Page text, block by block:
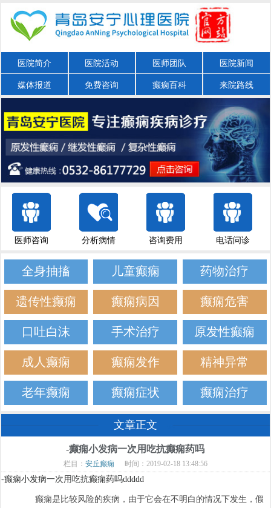
医院简介 医院活动 医师团队 医院新闻
媒体报道 免费咨询 癫痫百科 来院路线
医师咨询 分析病情 咨询费用 电话问诊
全身抽搐 儿童癫痫 药物治疗
遗传性癫痫 癫痫病因 癫痫危害
口吐白沫 手术治疗 原发性癫痫
成人癫痫 癫痫发作 精神异常
老年癫痫 癫痫症状 癫痫治疗
文章正文
-癫痫小发病一次用吃抗癫痫药吗
栏目： 安丘癫痫 时间：2019-02-18 13:48:56
-癫痫小发病一次用吃抗癫痫药吗ddddd
癫痫是比较风险的疾病，由于它会在不明白的情况下发生，假